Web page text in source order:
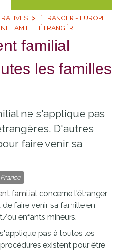
ÉTRANGER - EUROPE
FAMILLE ÉTRANGÈRE
familial
les familles
ne s'applique pas
D'autres
faire venir sa
familial concerne l'étranger
de faire venir sa famille en
ou enfants mineurs.
pas à toutes les
existent pour être